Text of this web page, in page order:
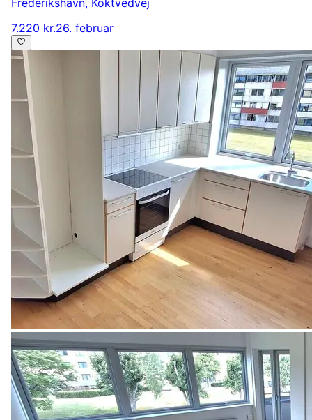
Frederikshavn, Koktvedvej
7.220 kr.26. februar